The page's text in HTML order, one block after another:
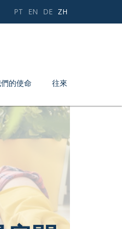
PT EN DE ZH
的使命 往來